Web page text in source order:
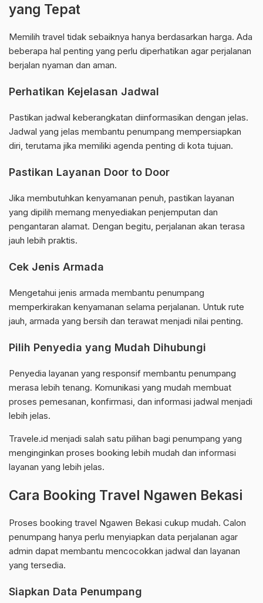
yang Tepat
Memilih travel tidak sebaiknya hanya berdasarkan harga. Ada
beberapa hal penting yang perlu diperhatikan agar perjalanan
berjalan nyaman dan aman.
Perhatikan Kejelasan Jadwal
Pastikan jadwal keberangkatan diinformasikan dengan jelas.
Jadwal yang jelas membantu penumpang mempersiapkan
diri, terutama jika memiliki agenda penting di kota tujuan.
Pastikan Layanan Door to Door
Jika membutuhkan kenyamanan penuh, pastikan layanan
yang dipilih memang menyediakan penjemputan dan
pengantaran alamat. Dengan begitu, perjalanan akan terasa
jauh lebih praktis.
Cek Jenis Armada
Mengetahui jenis armada membantu penumpang
memperkirakan kenyamanan selama perjalanan. Untuk rute
jauh, armada yang bersih dan terawat menjadi nilai penting.
Pilih Penyedia yang Mudah Dihubungi
Penyedia layanan yang responsif membantu penumpang
merasa lebih tenang. Komunikasi yang mudah membuat
proses pemesanan, konfirmasi, dan informasi jadwal menjadi
lebih jelas.
Travele.id menjadi salah satu pilihan bagi penumpang yang
menginginkan proses booking lebih mudah dan informasi
layanan yang lebih jelas.
Cara Booking Travel Ngawen Bekasi
Proses booking travel Ngawen Bekasi cukup mudah. Calon
penumpang hanya perlu menyiapkan data perjalanan agar
admin dapat membantu mencocokkan jadwal dan layanan
yang tersedia.
Siapkan Data Penumpang